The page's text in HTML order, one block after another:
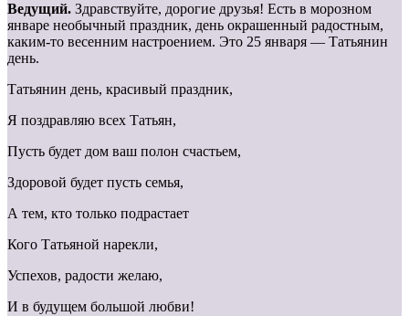
Ведущий. Здравствуйте, дорогие друзья! Есть в морозном
январе необычный праздник, день окрашенный радостным,
каким-то весенним настроением. Это 25 января — Татьянин
день.
Татьянин день, красивый праздник,
Я поздравляю всех Татьян,
Пусть будет дом ваш полон счастьем,
Здоровой будет пусть семья,
А тем, кто только подрастает
Кого Татьяной нарекли,
Успехов, радости желаю,
И в будущем большой любви!